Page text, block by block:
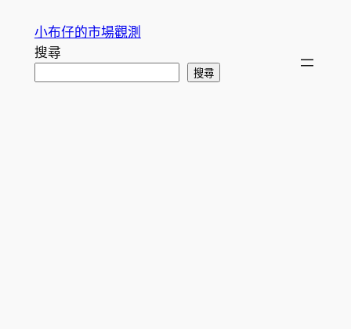
小布仔的市場觀測
搜尋
搜尋